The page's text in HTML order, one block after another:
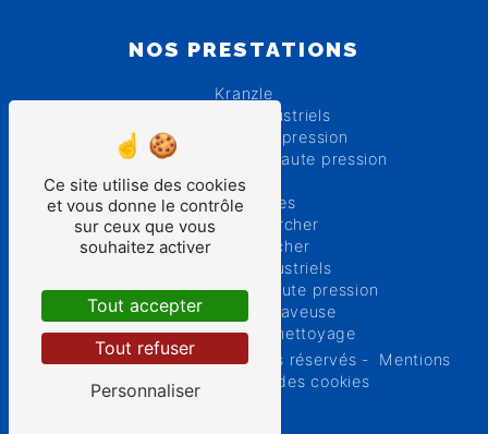
NOS PRESTATIONS
Kranzle
Nettoyeurs industriels
Nettoyeurs haute pression
Réparation nettoyeur haute pression
Karcher
Autolaveuses
Réparation karcher
Location karcher
Aspirateurs industriels
Location nettoyeur haute pression
Réparation autolaveuse
Tous matériels de nettoyage
©
Vistalid- 2026 - Tous droits réservés -
Mentions
légales
Gestion des cookies
Ce site utilise des cookies
et vous donne le contrôle
sur ceux que vous
souhaitez activer
Tout accepter
Tout refuser
Personnaliser